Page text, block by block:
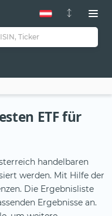
ETF für
handelbaren
werden. Mit Hilfe der
Die Ergebnisliste
Ergebnisse an.